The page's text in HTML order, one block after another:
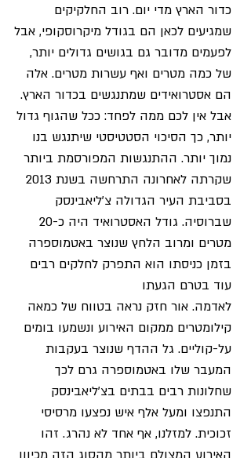
כדור הארץ מדי יום. רוב החלקיקים
שמגיעים לכאן הם בגודל מיקרוסקופי, אבל
לפעמים מדובר גם בגושים גדולים יותר,
של כמה מטרים ואף עשרות מטרים. אלה
הם אסטרואידים שמתנגשים בכדור הארץ.
אבל אין לכם ממה לפחד: ככל שהגוף גדול
יותר, כך הסיכוי הסטטיסטי שיתנגש בנו
נמוך יותר. ההתנגשות המפורסמת ביותר
שקרתה לאחרונה התרחשה בשנת 2013
בסביבת העיר הגדולה צ'ליאבינסק
שברוסיה. גודל האסטרואיד היה כ-20
מטרים ומרוב הלחץ שנוצר באטמוספרה
בזמן כניסתו הוא התפרק לחלקים רבים
עוד בטרם הגעתו
לאדמה. אור חזק נראה בטווח של כמאה
קילומטרים ממקום האירוע ונשמעו בומים
על-קוליים. גל ההדף שנוצר בעקבות
המעבר שלו באטמוספרה גרם לכך
שחלונות רבים בבתים בצ'ליאבינסק
התנפצו ומעל אלף איש נפצעו מרסיסי
זכוכית. למזלנו, אף אחד לא נהרג. זהו